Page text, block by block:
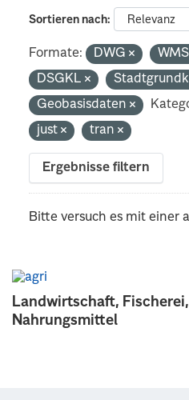
Landwirtschaft,
Nahrungsmittel
Sortieren nach
Formate: DWG
DSGKL
Geobasisdaten
just
tran
Ergebnisse filtern
Bitte versuch es mit einer